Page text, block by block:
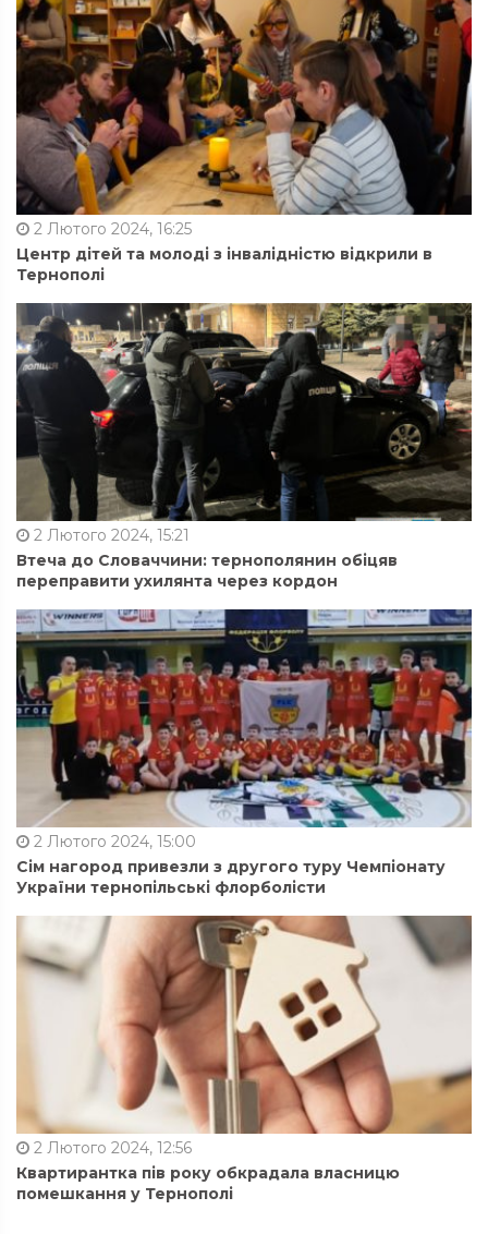
2 Лютого 2024, 16:25
Центр дітей та молоді з інвалідністю відкрили в
Тернополі
2 Лютого 2024, 15:21
Втеча до Словаччини: тернополянин обіцяв
переправити ухилянта через кордон
2 Лютого 2024, 15:00
Сім нагород привезли з другого туру Чемпіонату
України тернопільські флорболісти
2 Лютого 2024, 12:56
Квартирантка пів року обкрадала власницю
помешкання у Тернополі